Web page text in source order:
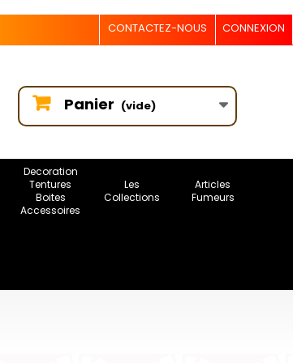
CONNEXION
CONTACTEZ-NOUS
Panier (vide)
Decoration
Tentures
Boites
Accessoires
Les
Collections
Articles
Fumeurs